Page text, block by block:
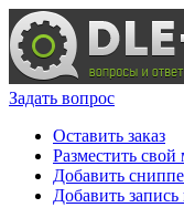
Задать вопрос
Оставить заказ
Разместить свой
Добавить
Добавить запись